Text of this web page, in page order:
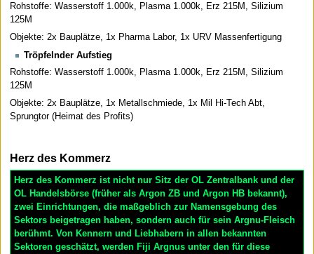
Rohstoffe: Wasserstoff 1.000k, Plasma 1.000k, Erz 215M, Silizium
125M
Objekte: 2x Bauplätze, 1x Pharma Labor, 1x URV Massenfertigung
Tröpfelnder Aufstieg
Rohstoffe: Wasserstoff 1.000k, Plasma 1.000k, Erz 215M, Silizium
125M
Objekte: 2x Bauplätze, 1x Metallschmiede, 1x Mil Hi-Tech Abt,
Sprungtor (Heimat des Profits)
Herz des Kommerz
Herz des Kommerz ist nicht nur Sitz der OL Zentralbank und der
OL Handelsbörse (früher als Argon ZB und Argon HB bekannt),
zwei Einrichtungen, die maßgeblich zur Namensgebung des
Sektors beigetragen haben, sondern auch für sein Argnu-Fleisch
berühmt. Von Kennern und Liebhabern in allen bekannten
Sektoren geschätzt, werden Fiji Argnus unter den für diese